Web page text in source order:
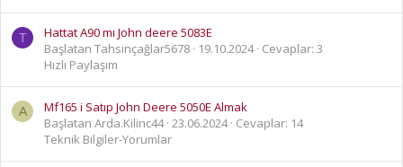
T
Hattat A90 mı John deere 5083E
Başlatan Tahsinçağlar5678
19.10.2024 Cevaplar: 3
Hızlı Paylaşım
A
Mf165 i Satıp John Deere 5050E Almak
Başlatan Arda.Kilinc44 23.06.2024 Cevaplar: 14
Teknik Bilgiler-Yorumlar